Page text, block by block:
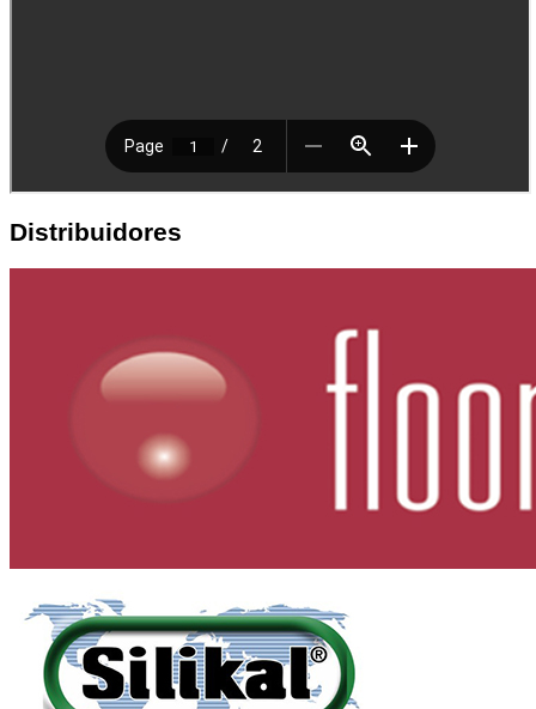
Distribuidores